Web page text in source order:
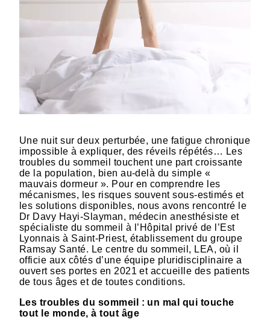
Une nuit sur deux perturbée, une fatigue chronique
impossible à expliquer, des réveils répétés… Les
troubles du sommeil touchent une part croissante
de la population, bien au-delà du simple «
mauvais dormeur ». Pour en comprendre les
mécanismes, les risques souvent sous-estimés et
les solutions disponibles, nous avons rencontré le
Dr Davy Hayi-Slayman, médecin anesthésiste et
spécialiste du sommeil à l’Hôpital privé de l’Est
Lyonnais à Saint-Priest, établissement du groupe
Ramsay Santé. Le centre du sommeil, LEA, où il
officie aux côtés d’une équipe pluridisciplinaire a
ouvert ses portes en 2021 et accueille des patients
de tous âges et de toutes conditions.
Les troubles du sommeil : un mal qui touche
tout le monde, à tout âge